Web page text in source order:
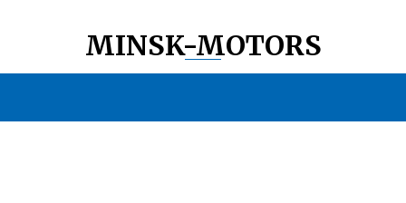
MINSK-MOTORS